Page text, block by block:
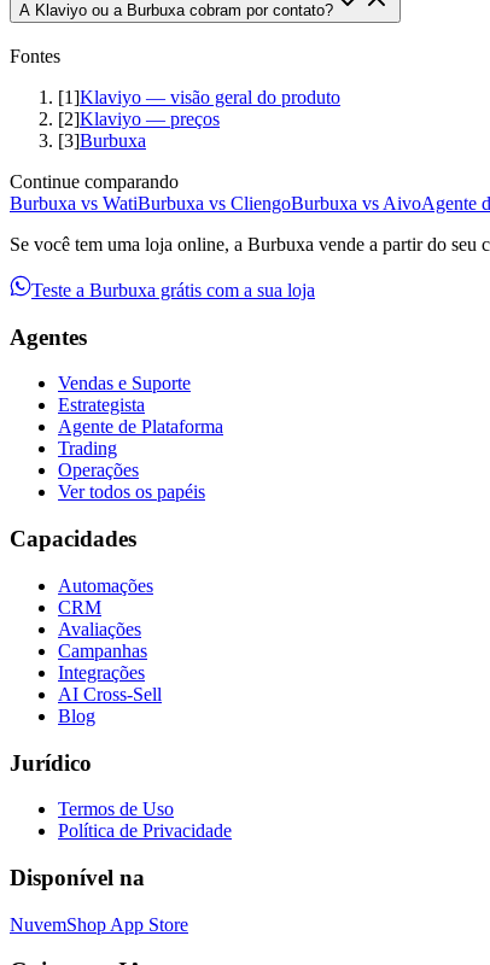
A Klaviyo ou a Burbuxa cobram por contato?
Fontes
[1]Klaviyo — visão geral do produto
[2]Klaviyo — preços
[3]Burbuxa
Continue comparando
Burbuxa vs WatiBurbuxa vs CliengoBurbuxa vs AivoAgente
Se você tem uma loja online, a Burbuxa vende a partir do
Teste a Burbuxa grátis com a sua loja
Agentes
Vendas e Suporte
Estrategista
Agente de Plataforma
Trading
Operações
Ver todos os papéis
Capacidades
Automações
CRM
Avaliações
Campanhas
Integrações
AI Cross-Sell
Blog
Jurídico
Termos de Uso
Política de Privacidade
Disponível na
NuvemShop App Store